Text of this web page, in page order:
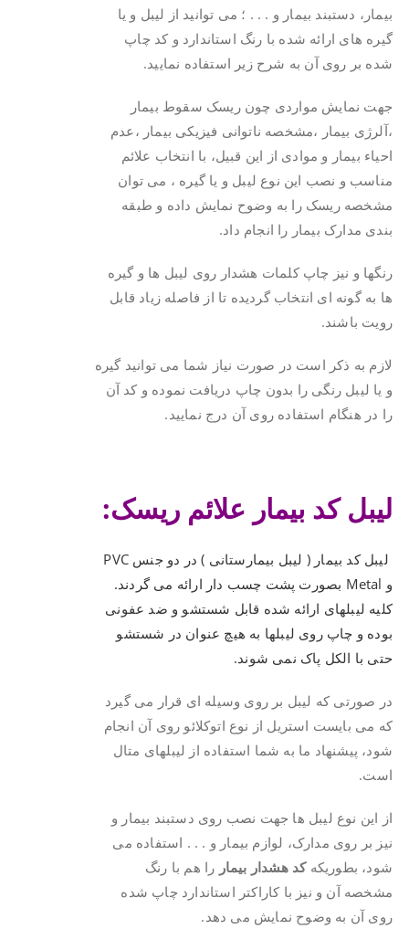
بیمار، دستبند بیمار و . . . ؛ می توانید از لیبل و یا
گیره های ارائه شده با رنگ استاندارد و کد چاپ
شده بر روی آن به شرح زیر استفاده نمایید.
جهت نمایش مواردی چون ریسک سقوط بیمار
،آلرژی بیمار ،مشخصه ناتوانی فیزیکی بیمار ،عدم
احیاء بیمار و موادی از این قبیل، با انتخاب علائم
مناسب و نصب این نوع لیبل و یا گیره ، می توان
مشخصه ریسک را به وضوح نمایش داده و طبقه
بندی مدارک بیمار را انجام داد.
رنگها و نیز چاپ کلمات هشدار روی لیبل ها و گیره
ها به گونه ای انتخاب گردیده تا از فاصله زیاد قابل
رویت باشند.
لازم به ذکر است در صورت نیاز شما می توانید گیره
و یا لیبل رنگی را بدون چاپ دریافت نموده و کد آن
را در هنگام استفاده روی آن درج نمایید.
لیبل کد بیمار علائم ریسک:
لیبل کد بیمار ( لیبل بیمارستانی ) در دو جنس PVC
و Metal بصورت پشت چسب دار ارائه می گردند.
کلیه لیبلهای ارائه شده قابل شستشو و ضد عفونی
بوده و چاپ روی لیبلها به هیچ عنوان در شستشو
حتی با الکل پاک نمی شوند.
در صورتی که لیبل بر روی وسیله ای قرار می گیرد
که می بایست استریل از نوع اتوکلائو روی آن انجام
شود، پیشنهاد ما به شما استفاده از لیبلهای متال
است.
از این نوع لیبل ها جهت نصب روی دستبند بیمار و
نیز بر روی مدارک، لوازم بیمار و . . . استفاده می
شود، بطوریکهکد هشدار بیمار را هم با رنگ
مشخصه آن و نیز با کاراکتر استاندارد چاپ شده
روی آن به وضوح نمایش می دهد.